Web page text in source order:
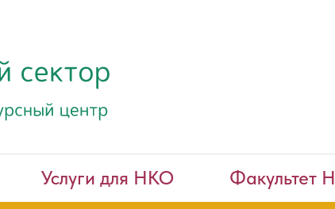
Услуги для НКО Факультет